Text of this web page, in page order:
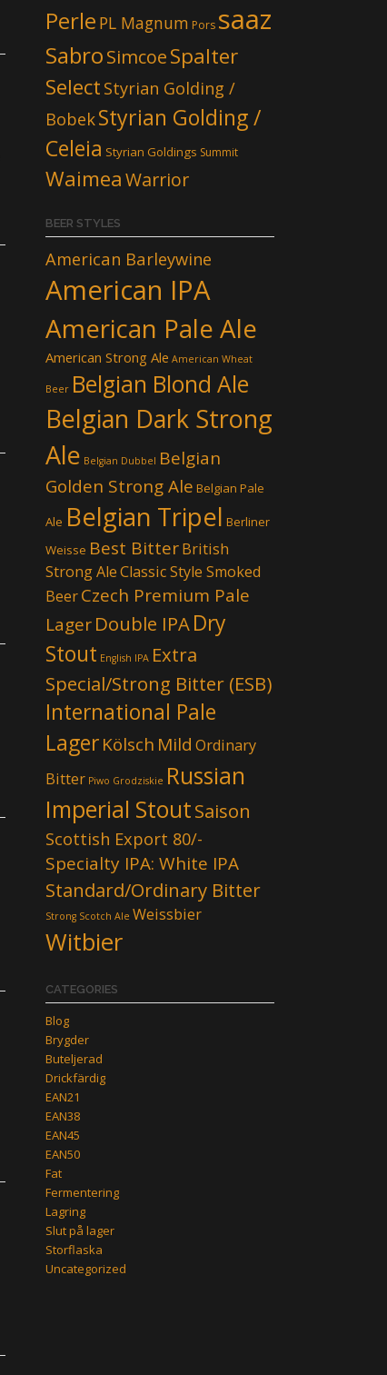
Perle PL Magnum Pors saaz
SabroSimcoeSpalter
Select Styrian Golding /
BobekStyrian Golding /
Celeia Styrian Goldings Summit
WaimeaWarrior
BEER STYLES
American Barleywine
American IPA
American Pale Ale
American Strong Ale American Wheat
Beer Belgian Blond Ale
Belgian Dark Strong
Ale Belgian Dubbel Belgian
Golden Strong Ale Belgian Pale
Ale Belgian Tripel Berliner
Weisse Best BitterBritish
Strong AleClassic Style Smoked
BeerCzech Premium Pale
LagerDouble IPADry
Stout English IPA Extra
Special/Strong Bitter (ESB)
International Pale
LagerKölsch Mild Ordinary
Bitter Piwo Grodziskie Russian
Imperial StoutSaison
Scottish Export 80/-
Specialty IPA: White IPA
Standard/Ordinary Bitter
Strong Scotch Ale Weissbier
Witbier
CATEGORIES
Blog
Brygder
Buteljerad
Drickfärdig
EAN21
EAN38
EAN45
EAN50
Fat
Fermentering
Lagring
Slut på lager
Storflaska
Uncategorized